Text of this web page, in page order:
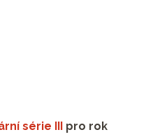
série III pro rok